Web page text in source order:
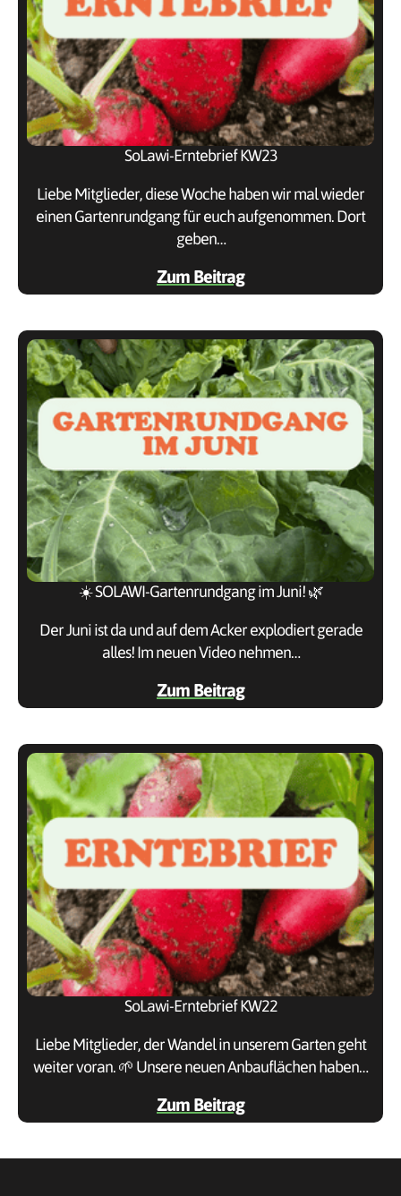
SoLawi-Erntebrief KW23
Liebe Mitglieder, diese Woche haben wir mal wieder
einen Gartenrundgang für euch aufgenommen. Dort
geben…
Zum Beitrag
☀️ SOLAWI-Gartenrundgang im Juni! 🌿
Der Juni ist da und auf dem Acker explodiert gerade
alles! Im neuen Video nehmen…
Zum Beitrag
SoLawi-Erntebrief KW22
Liebe Mitglieder, der Wandel in unserem Garten geht
weiter voran. 🌱 Unsere neuen Anbauflächen haben…
Zum Beitrag